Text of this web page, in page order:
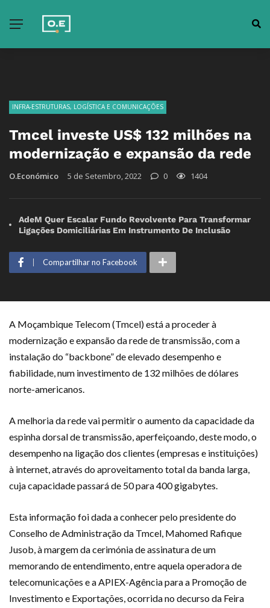
INFRA-ESTRUTURAS, LOGÍSTICA E COMUNICAÇÕES
Tmcel investe US$ 132 milhões na
modernização e expansão da rede
O.Económico 5 de Setembro, 2022 0 1404
AdeM Quer Escalar Fundo Revolvente Para Transformar
Ligações Domiciliárias Em Instrumento De Inclusão
Compartilhar no Facebook
A Moçambique Telecom (Tmcel) está a proceder à
modernização e expansão da rede de transmissão, com a
instalação do “backbone” de elevado desempenho e
fiabilidade, num investimento de 132 milhões de dólares
norte-americanos.
A melhoria da rede vai permitir o aumento da capacidade da
espinha dorsal de transmissão, aperfeiçoando, deste modo, o
desempenho na ligação dos clientes (empresas e instituições)
à internet, através do aproveitamento total da banda larga,
cuja capacidade passará de 50 para 400 gigabytes.
Esta informação foi dada a conhecer pelo presidente do
Conselho de Administração da Tmcel, Mahomed Rafique
Jusob, à margem da cerimónia de assinatura de um
memorando de entendimento, entre aquela operadora de
telecomunicações e a APIEX-Agência para a Promoção de
Investimento e Exportações, ocorrida no decurso da Feira